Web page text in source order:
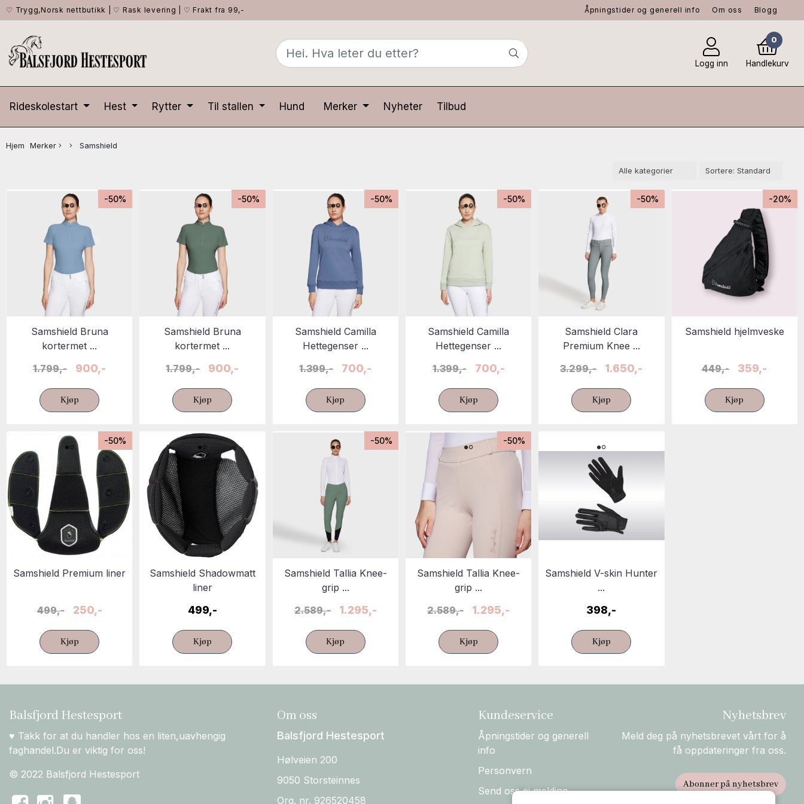
♡ Trygg,Norsk nettbutikk ♡ Rask levering ♡ Frakt fra 99,- Åpningstider og generell info Om oss Blogg
Logg inn
0
Handlekurv
Rideskolestart Hest Rytter Til stallen Hund Merker Nyheter Tilbud
Hjem Merker Samshield
-50%
Samshield Bruna
kortermet ...
1.799,-
900,-
Kjøp
-50%
Samshield Bruna
kortermet ...
1.799,-
900,-
Kjøp
-50%
Samshield Camilla
Hettegenser ...
1.399,-
700,-
Kjøp
-50%
Samshield Camilla
Hettegenser ...
1.399,-
700,-
Kjøp
-50%
Samshield Clara
Premium Knee ...
3.299,-
1.650,-
Kjøp
-20%
Samshield hjelmveske
449,- 359,-
Kjøp
-50%
Samshield Premium liner
499,- 250,-
Kjøp
Samshield Shadowmatt
liner
499,-
Kjøp
-50%
Samshield Tallia Knee-
grip ...
2.589,-
1.295,-
Kjøp
-50%
Samshield Tallia Knee-
grip ...
2.589,-
1.295,-
Kjøp
Samshield V-skin Hunter
...
398,-
Kjøp
Balsfjord Hestesport
♥ Takk for at du handler hos en liten,uavhengig
faghandel.Du er viktig for oss!
© 2022 Balsfjord Hestesport
Om oss
Balsfjord Hestesport
Hølveien 200
9050 Storsteinnes
Org. nr. 926520458
Kundeservice
Åpningstider og generell
info
Personvern
Send oss ei melding
Nyhetsbrev
Meld deg på nyhetsbrevet vårt for å
få oppdateringer fra oss.
Abonner på nyhetsbrev